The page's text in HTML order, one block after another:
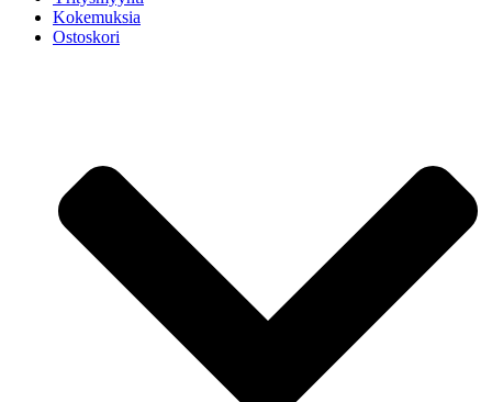
Kokemuksia
Ostoskori